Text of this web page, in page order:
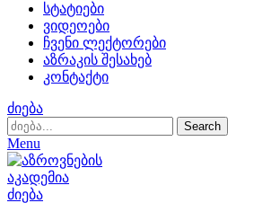
სტატიები
ვიდეოები
ჩვენი ლექტორები
აზრაკის შესახებ
კონტაქტი
ძიება
Search
Menu
ძიება